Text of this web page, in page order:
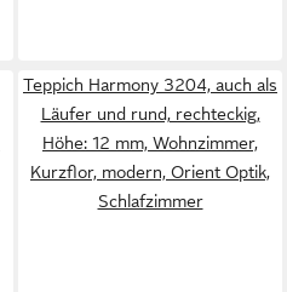
Teppich Harmony 3204, auch als
Läufer und rund, rechteckig,
Höhe: 12 mm, Wohnzimmer,
Kurzflor, modern, Orient Optik,
Schlafzimmer